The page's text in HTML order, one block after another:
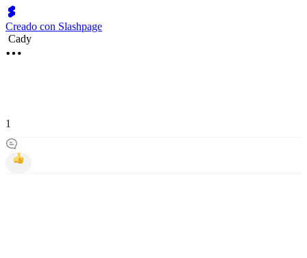
Creado con Slashpage
Cady
1